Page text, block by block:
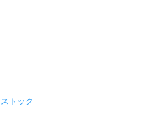
トック